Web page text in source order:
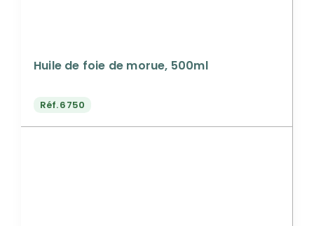
Huile de foie de morue, 500ml
Réf.6750